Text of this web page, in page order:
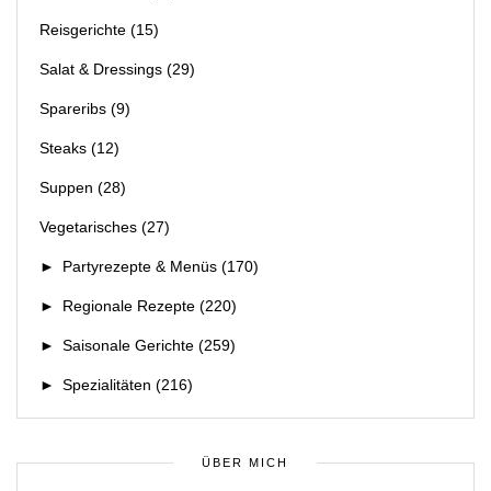
Reisgerichte (15)
Salat & Dressings (29)
Spareribs (9)
Steaks (12)
Suppen (28)
Vegetarisches (27)
► Partyrezepte & Menüs (170)
► Regionale Rezepte (220)
► Saisonale Gerichte (259)
► Spezialitäten (216)
ÜBER MICH